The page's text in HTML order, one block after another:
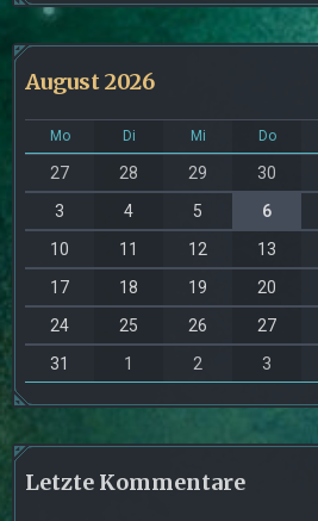
August 2026
Mo Di Mi Do
27 28 29 30
3
4 5 6
10
11 12 13
17
18 19 20
24
25 26 27
31
1 2 3
Letzte Kommentare